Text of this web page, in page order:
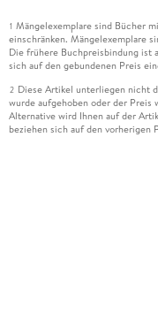
1 Mängelexemplare sind Bücher
einschränken. Mängelexemplare
Die frühere Buchpreisbindung ist
sich auf den gebundenen Preis
2 Diese Artikel unterliegen nicht
wurde aufgehoben oder der Preis
Alternative wird Ihnen auf der
beziehen sich auf den vorherigen